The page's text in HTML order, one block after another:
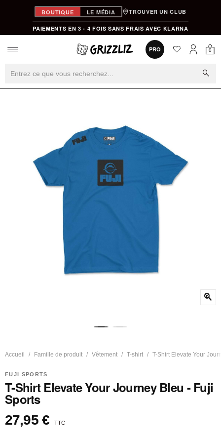
BOUTIQUE LE MÉDIA TROUVER UN CLUB
PAIEMENTS EN 3 - 4 FOIS SANS FRAIS AVEC KLARNA
PRO favorite0
0
search
zoom_in
Accueil Famille de produit Vêtement T-shirt T-Shirt Elevate Your
FUJI SPORTS
T-Shirt Elevate Your Journey Bleu - Fuji
Sports
27,95 € TTC